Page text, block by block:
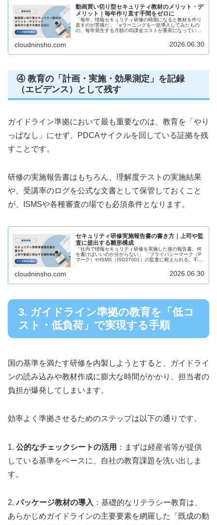
動画買い切り型セキュリティ教材のメリット・デ
メリット｜毎年作り直す手間をゼロに
「毎年、情報セキュリティ研修の時期になると教材を作り
直すのが苦痛だ」「eラーニングを一括導入してみたもの
の、毎年発生する月額のID課金コストが重荷になってい
cloudninsho.com 2026.06.30
④ 教育の「計画・実施・効果測定」を記録
（エビデンス）として残す
ガイドライン準拠において最も重要なのは、教育を「やり
っぱなし」にせず、PDCAサイクルを回している証拠を残
すことです。
研修の実施報告書はもちろん、理解度テストの実施結果
や、受講率のログを公式な文書として保管しておくこと
が、ISMSや各種審査の場でも必須条件となります。
セキュリティ研修実施報告書の書き方｜上司や監
査に提出する雛形構成
「社内で情報セキュリティ研修を実施した後の報告書、何
を書けばいいのか分からない」 「プライバシーマーク（P
マーク）やISMS（ISO27001）の監査に耐えられる、不備
cloudninsho.com 2026.06.30
3. ガイドライン準拠の教育を「低コ
スト・低負荷」で実現する手順
国の基準を満たす研修を内製しようとすると、ガイドライ
ンの読み込みや教材作成に膨大な時間がかかり、担当者の
負担が爆発してしまいます。
効率よく準拠させるためのステップは以下の通りです。
1. 公的なチェックシートの活用 ：まずは経産省等が提供
している基準をベースに、自社の教育課題を洗い出しま
す。
2.パッケージ教材の導入 ：基礎的なリテラシー教育は、
あらかじめガイドラインの主要要素を網羅した「既成の動